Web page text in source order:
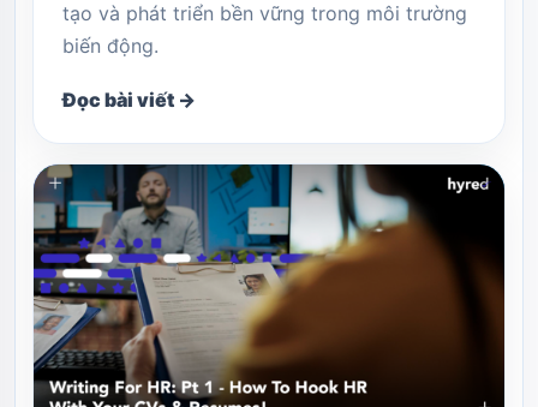
tạo và phát triển bền vững trong môi trường
biến động.
Đọc bài viết →